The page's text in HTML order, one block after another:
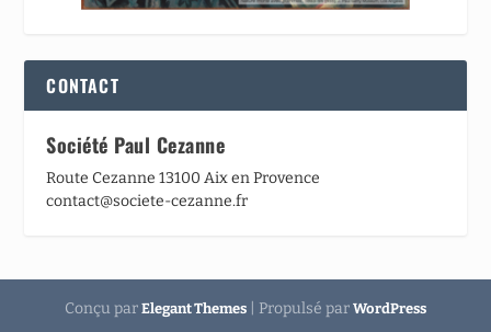
CONTACT
Société Paul Cezanne
Route Cezanne 13100 Aix en Provence
contact@societe-cezanne.fr
Conçu par Elegant Themes | Propulsé par WordPress